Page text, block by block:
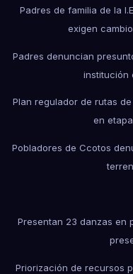
Padres de familia de la
exigen
Padres denuncian
institución
Plan regulador de rutas
en
Pobladores de Ccotos
Presentan 23 danzas en
Priorización de recursos